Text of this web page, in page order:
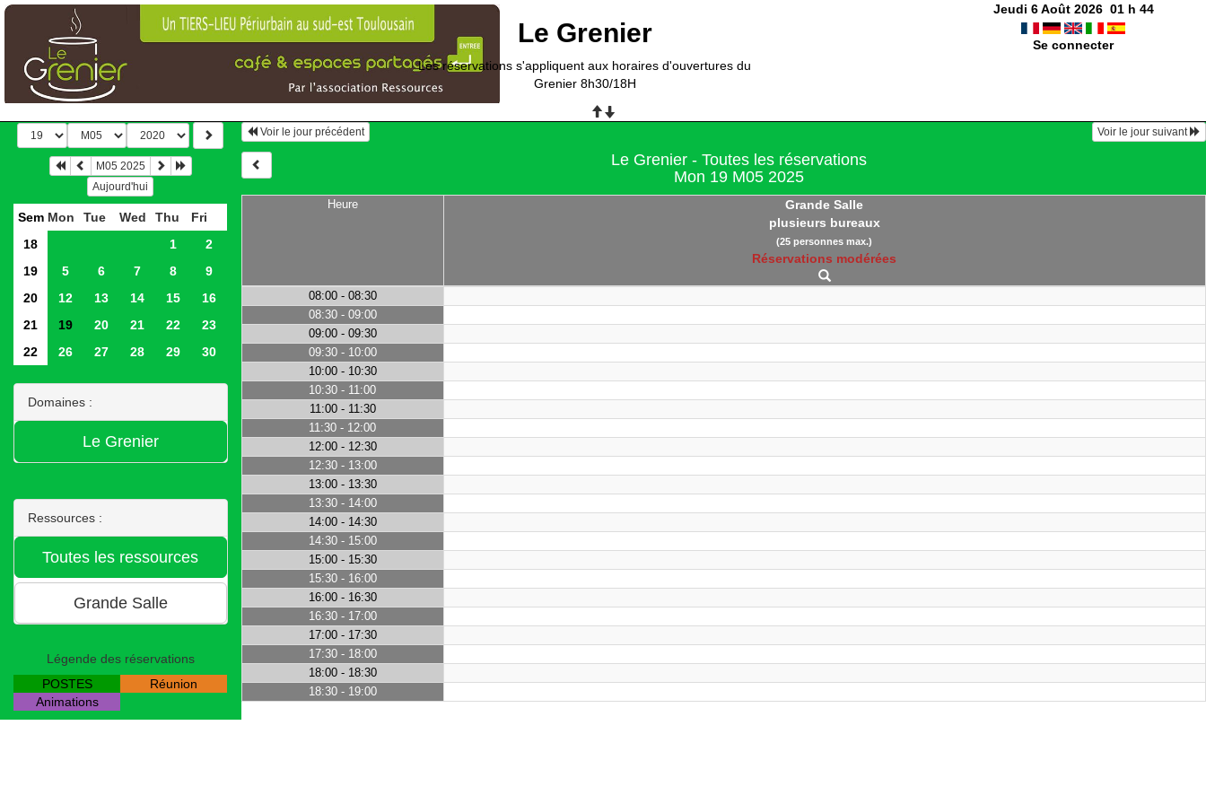
Le Grenier
Les réservations s'appliquent aux horaires d'ouvertures du
Grenier 8h30/18H
Jeudi 6 Août 2026 01h 44
Se connecter
M05 2025
Aujourd'hui
Sem Mon Tue Wed Thu
Fri
18
1
2
19
5 6 7 8
9
20
12 13 14 15
16
21
19 20 21 22
23
22
26 27 28 29 30
Domaines :
Ressources :
Légende des réservations
POSTES
Réunion
Animations
Voir le jour précédent Voir le jour suivant
Le Grenier - Toutes les réservations
Mon 19 M05 2025
Heure
Grande Salle
plusieurs bureaux
(25 personnes max.)
Réservations modérées
08:00 - 08:30
08:30 - 09:00
09:00 - 09:30
09:30 - 10:00
10:00 - 10:30
10:30 - 11:00
11:00 - 11:30
11:30 - 12:00
12:00 - 12:30
12:30 - 13:00
13:00 - 13:30
13:30 - 14:00
14:00 - 14:30
14:30 - 15:00
15:00 - 15:30
15:30 - 16:00
16:00 - 16:30
16:30 - 17:00
17:00 - 17:30
17:30 - 18:00
18:00 - 18:30
18:30 - 19:00